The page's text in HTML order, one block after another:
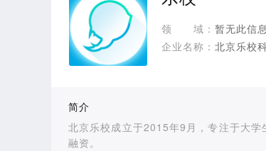
领 域： 暂无此信息
企业名称： 北京乐校
简介
北京乐校成立于2015年9月，专注于大
融资。